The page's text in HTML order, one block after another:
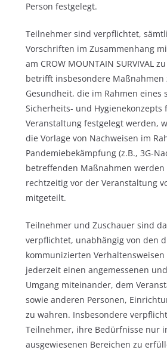
Person festgelegt.
Teilnehmer sind verpflichtet,
Vorschriften im Zusammenhang
am CROW MOUNTAIN SURVIVAL
betrifft insbesondere
Gesundheit, die im Rahmen eines
Sicherheits- und Hygienekonzepts
Veranstaltung festgelegt werden,
die Vorlage von Nachweisen im
Pandemiebekämpfung (z.B., 3G-
betreffenden Maßnahmen
rechtzeitig vor der Veranstaltung
mitgeteilt.
Teilnehmer und Zuschauer sind
verpflichtet, unabhängig von den
kommunizierten Verhaltensweisen
jederzeit einen angemessenen
Umgang miteinander, dem
sowie anderen Personen,
zu wahren. Insbesondere
Teilnehmer, ihre Bedürfnisse nur
ausgewiesenen Bereichen zu